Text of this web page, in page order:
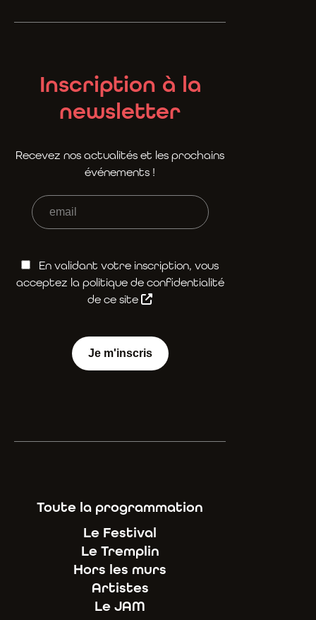
Inscription à la
newsletter
Recevez nos actualités et les prochains
événements !
En validant votre inscription, vous
acceptez la politique de confidentialité
de ce site
Je m'inscris
Toute la programmation
Le Festival
Le Tremplin
Hors les murs
Artistes
Le JAM